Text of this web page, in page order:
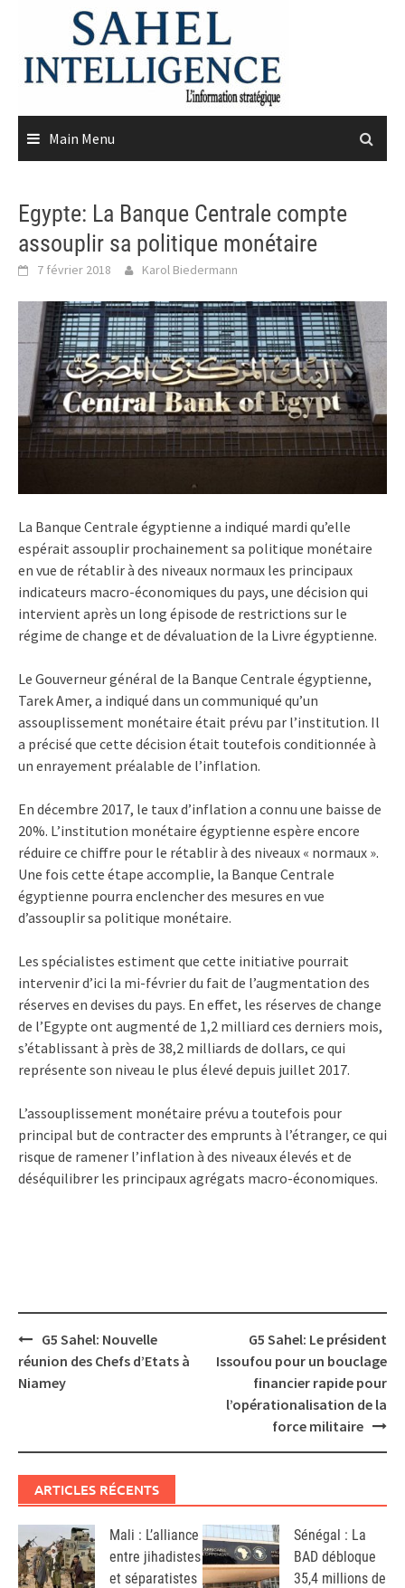
content
Main Menu
Egypte: La Banque Centrale compte
assouplir sa politique monétaire
7 février 2018 Karol Biedermann
La Banque Centrale égyptienne a indiqué mardi qu’elle
espérait assouplir prochainement sa politique monétaire
en vue de rétablir à des niveaux normaux les principaux
indicateurs macro-économiques du pays, une décision qui
intervient après un long épisode de restrictions sur le
régime de change et de dévaluation de la Livre égyptienne.
Le Gouverneur général de la Banque Centrale égyptienne,
Tarek Amer, a indiqué dans un communiqué qu’un
assouplissement monétaire était prévu par l’institution. Il
a précisé que cette décision était toutefois conditionnée à
un enrayement préalable de l’inflation.
En décembre 2017, le taux d’inflation a connu une baisse de
20%. L’institution monétaire égyptienne espère encore
réduire ce chiffre pour le rétablir à des niveaux « normaux ».
Une fois cette étape accomplie, la Banque Centrale
égyptienne pourra enclencher des mesures en vue
d’assouplir sa politique monétaire.
Les spécialistes estiment que cette initiative pourrait
intervenir d’ici la mi-février du fait de l’augmentation des
réserves en devises du pays. En effet, les réserves de change
de l’Egypte ont augmenté de 1,2 milliard ces derniers mois,
s’établissant à près de 38,2 milliards de dollars, ce qui
représente son niveau le plus élevé depuis juillet 2017.
L’assouplissement monétaire prévu a toutefois pour
principal but de contracter des emprunts à l’étranger, ce qui
risque de ramener l’inflation à des niveaux élevés et de
déséquilibrer les principaux agrégats macro-économiques.
Post
navigation
G5 Sahel: Nouvelle
réunion des Chefs d’Etats à
Niamey
G5 Sahel: Le président
Issoufou pour un bouclage
financier rapide pour
l’opérationalisation de la
force militaire
ARTICLES RÉCENTS
Mali : L’alliance
entre jihadistes
et séparatistes
Sénégal : La
BAD débloque
35,4 millions de